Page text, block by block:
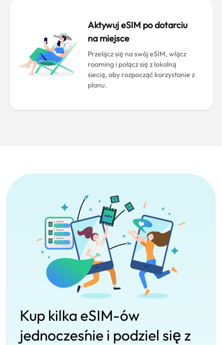
Aktywuj eSIM po dotarciu
na miejsce
Przełącz się na swój eSIM, włącz
roaming i połącz się z lokalną
siecią, aby rozpocząć korzystanie z
planu.
Kup kilka eSIM-ów
jednocześnie i podziel się z